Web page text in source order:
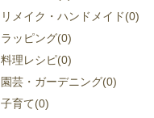
リメイク・ハンドメイド(0)
ラッピング(0)
料理レシピ(0)
園芸・ガーデニング(0)
子育て(0)